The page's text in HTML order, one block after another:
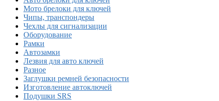
Мото брелоки для ключей
Чипы, транспондеры
Чехлы для сигнализации
Оборудование
Рамки
Автозамки
Лезвия для авто ключей
Разное
Заглушки ремней безопасности
Изготовление автоключей
Подушки SRS